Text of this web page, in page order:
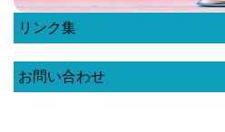
リンク集
お問い合わせ